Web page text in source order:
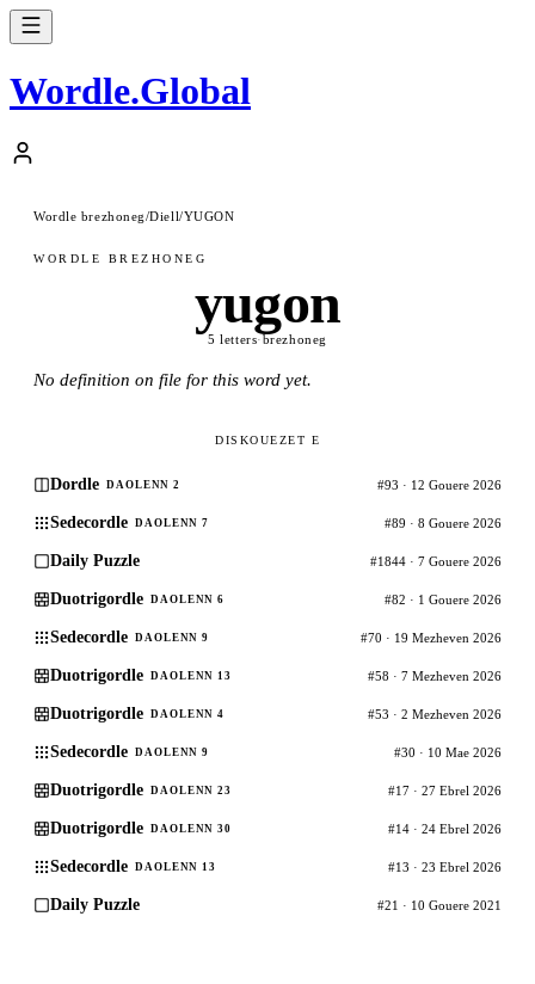
Wordle.Global
Wordle brezhoneg/Diell/YUGON
WORDLE BREZHONEG
yugon
5 letters·brezhoneg
No definition on file for this word yet.
DISKOUEZET E
Dordle DAOLENN 2 #93 · 12 Gouere 2026
Sedecordle DAOLENN 7 #89 · 8 Gouere 2026
Daily Puzzle #1844 · 7 Gouere 2026
Duotrigordle DAOLENN 6 #82 · 1 Gouere 2026
Sedecordle DAOLENN 9 #70 · 19 Mezheven 2026
Duotrigordle DAOLENN 13 #58 · 7 Mezheven 2026
Duotrigordle DAOLENN 4 #53 · 2 Mezheven 2026
Sedecordle DAOLENN 9 #30 · 10 Mae 2026
Duotrigordle DAOLENN 23 #17 · 27 Ebrel 2026
Duotrigordle DAOLENN 30 #14 · 24 Ebrel 2026
Sedecordle DAOLENN 13 #13 · 23 Ebrel 2026
Daily Puzzle #21 · 10 Gouere 2021